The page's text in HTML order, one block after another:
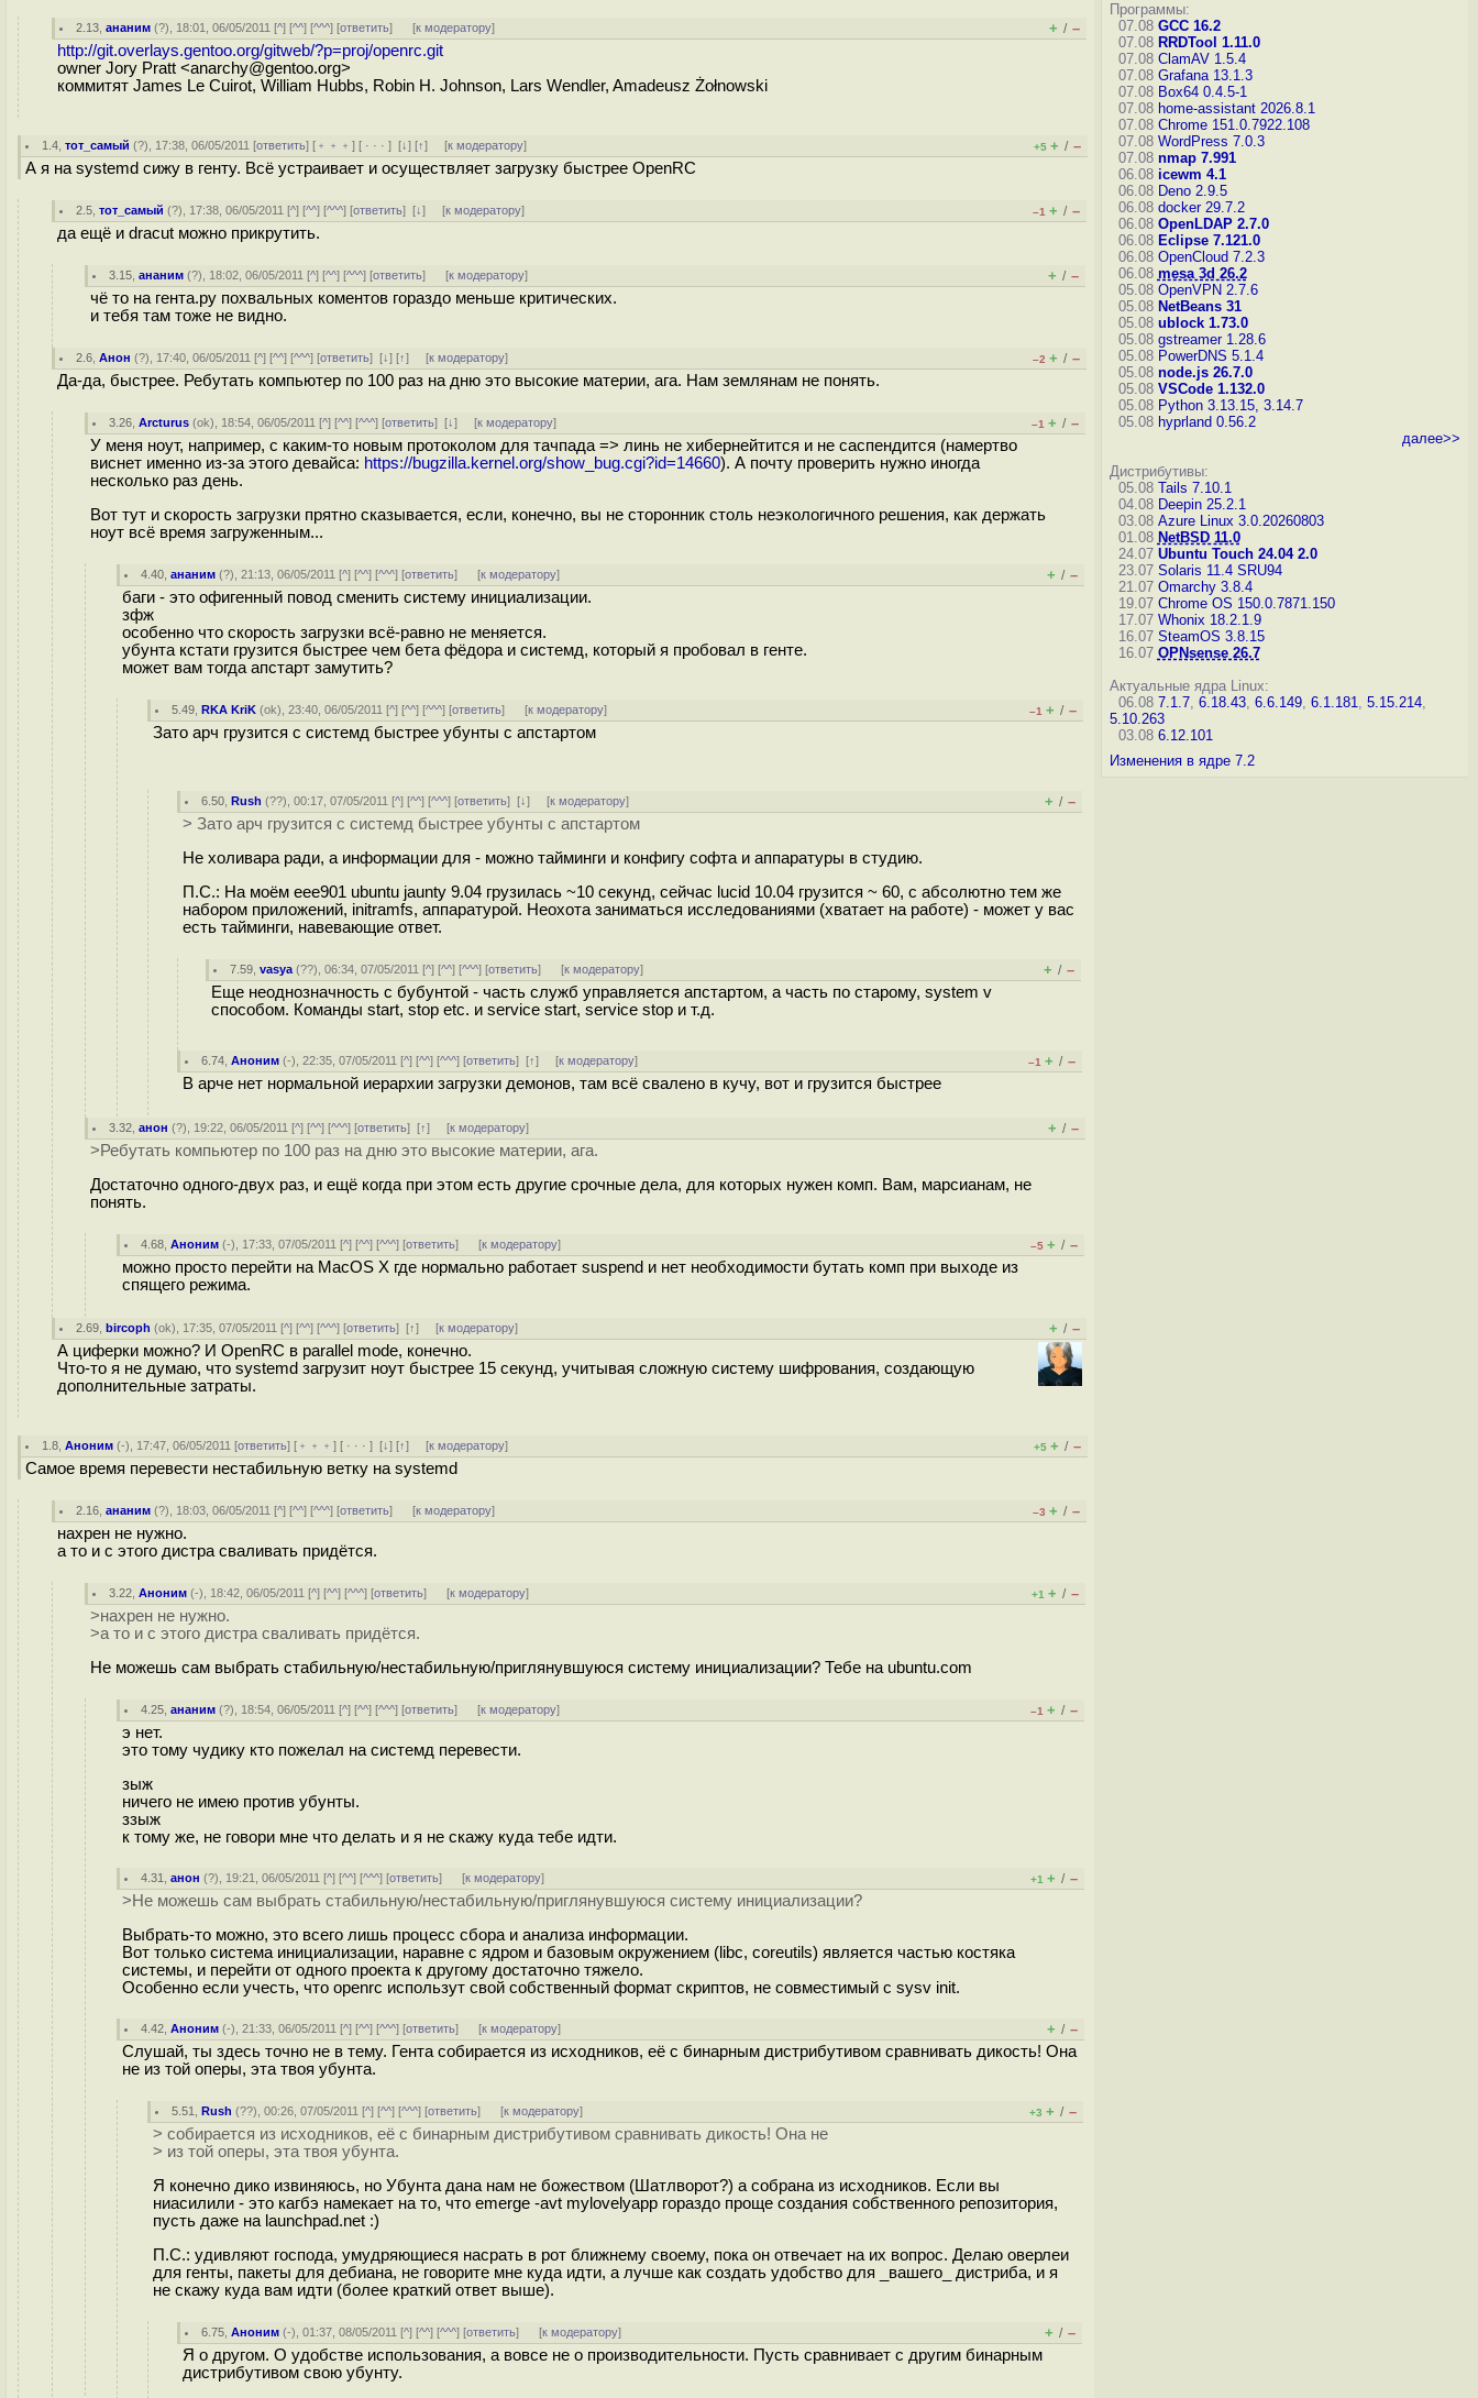
2.13 ,ананим (?), 18:01, 06/05/2011 [^] [^^] [^^^] [ответить] [к модератору] + / –
http://git.overlays.gentoo.org/gitweb/?p=proj/openrc.git
owner Jory Pratt <anarchy@gentoo.org>
коммитят James Le Cuirot, William Hubbs, Robin H. Johnson, Lars Wendler, Amadeusz Żołnowski
1.4 ,тот_самый (?), 17:38, 06/05/2011 [ответить] [ ﹢﹢﹢] [ · · ·][↓] [↑] [к модератору] +5 + / –
А я на systemd сижу в генту. Всё устраивает и осуществляет загрузку быстрее OpenRC
2.5 ,тот_самый (?), 17:38, 06/05/2011 [^] [^^] [^^^] [ответить][↓] [к модератору] –1 + / –
да ещё и dracut можно прикрутить.
3.15 ,ананим (?), 18:02, 06/05/2011 [^] [^^] [^^^] [ответить] [к модератору] + / –
чё то на гента.ру похвальных коментов гораздо меньше критических.
и тебя там тоже не видно.
2.6 ,Анон (?), 17:40, 06/05/2011 [^] [^^] [^^^] [ответить][↓] [↑] [к модератору] –2 + / –
Да-да, быстрее. Ребутать компьютер по 100 раз на дню это высокие материи, ага. Нам землянам не понять.
3.26 ,Arcturus (ok), 18:54, 06/05/2011 [^] [^^] [^^^] [ответить][↓] [к модератору] –1 + / –
У меня ноут, например, с каким-то новым протоколом для тачпада => линь не хибернейтится и не саспендится (намертво
виснет именно из-за этого девайса: https://bugzilla.kernel.org/show_bug.cgi?id=14660). А почту проверить нужно иногда
несколько раз день.
Вот тут и скорость загрузки прятно сказывается, если, конечно, вы не сторонник столь неэкологичного решения, как держать
ноут всё время загруженным...
4.40 ,ананим (?), 21:13, 06/05/2011 [^] [^^] [^^^] [ответить] [к модератору] + / –
баги - это офигенный повод сменить систему инициализации.
зфж
особенно что скорость загрузки всё-равно не меняется.
убунта кстати грузится быстрее чем бета фёдора и системд, который я пробовал в генте.
может вам тогда апстарт замутить?
5.49 ,RKA KriK (ok), 23:40, 06/05/2011 [^] [^^] [^^^] [ответить] [к модератору] –1 + / –
Зато арч грузится с системд быстрее убунты с апстартом
6.50 ,Rush (??), 00:17, 07/05/2011 [^] [^^] [^^^] [ответить][↓] [к модератору] + / –
> Зато арч грузится с системд быстрее убунты с апстартом
Не холивара ради, а информации для - можно тайминги и конфигу софта и аппаратуры в студию.
П.С.: На моём eee901 ubuntu jaunty 9.04 грузилась ~10 секунд, сейчас lucid 10.04 грузится ~ 60, с абсолютно тем же
набором приложений, initramfs, аппаратурой. Неохота заниматься исследованиями (хватает на работе) - может у вас
есть тайминги, навевающие ответ.
7.59 ,vasya (??), 06:34, 07/05/2011 [^] [^^] [^^^] [ответить] [к модератору] + / –
Еще неоднозначность с бубунтой - часть служб управляется апстартом, а часть по старому, system v
способом. Команды start, stop etc. и service start, service stop и т.д.
6.74 ,Аноним (-), 22:35, 07/05/2011 [^] [^^] [^^^] [ответить][↑] [к модератору] –1 + / –
В арче нет нормальной иерархии загрузки демонов, там всё свалено в кучу, вот и грузится быстрее
3.32 ,анон (?), 19:22, 06/05/2011 [^] [^^] [^^^] [ответить][↑] [к модератору] + / –
>Ребутать компьютер по 100 раз на дню это высокие материи, ага.
Достаточно одного-двух раз, и ещё когда при этом есть другие срочные дела, для которых нужен комп. Вам, марсианам, не
понять.
4.68 ,Аноним (-), 17:33, 07/05/2011 [^] [^^] [^^^] [ответить] [к модератору] –5 + / –
можно просто перейти на MacOS X где нормально работает suspend и нет необходимости бутать комп при выходе из
спящего режима.
2.69 ,bircoph (ok), 17:35, 07/05/2011 [^] [^^] [^^^] [ответить][↑] [к модератору] + / –
А циферки можно? И OpenRC в parallel mode, конечно.
Что-то я не думаю, что systemd загрузит ноут быстрее 15 секунд, учитывая сложную систему шифрования, создающую
дополнительные затраты.
1.8 ,Аноним (-), 17:47, 06/05/2011 [ответить] [ ﹢﹢﹢] [ · · ·][↓] [↑] [к модератору] +5 + / –
Самое время перевести нестабильную ветку на systemd
2.16 ,ананим (?), 18:03, 06/05/2011 [^] [^^] [^^^] [ответить] [к модератору] –3 + / –
нахрен не нужно.
а то и с этого дистра сваливать придётся.
3.22 ,Аноним (-), 18:42, 06/05/2011 [^] [^^] [^^^] [ответить] [к модератору] +1 + / –
>нахрен не нужно.
>а то и с этого дистра сваливать придётся.
Не можешь сам выбрать стабильную/нестабильную/приглянувшуюся систему инициализации? Тебе на ubuntu.com
4.25 ,ананим (?), 18:54, 06/05/2011 [^] [^^] [^^^] [ответить] [к модератору] –1 + / –
э нет.
это тому чудику кто пожелал на системд перевести.
зыж
ничего не имею против убунты.
ззыж
к тому же, не говори мне что делать и я не скажу куда тебе идти.
4.31 ,анон (?), 19:21, 06/05/2011 [^] [^^] [^^^] [ответить] [к модератору] +1 + / –
>Не можешь сам выбрать стабильную/нестабильную/приглянувшуюся систему инициализации?
Выбрать-то можно, это всего лишь процесс сбора и анализа информации.
Вот только система инициализации, наравне с ядром и базовым окружением (libc, coreutils) является частью костяка
системы, и перейти от одного проекта к другому достаточно тяжело.
Особенно если учесть, что openrc использут свой собственный формат скриптов, не совместимый с sysv init.
4.42 ,Аноним (-), 21:33, 06/05/2011 [^] [^^] [^^^] [ответить] [к модератору] + / –
Слушай, ты здесь точно не в тему. Гента собирается из исходников, её с бинарным дистрибутивом сравнивать дикость! Она
не из той оперы, эта твоя убунта.
5.51 ,Rush (??), 00:26, 07/05/2011 [^] [^^] [^^^] [ответить] [к модератору] +3 + / –
> собирается из исходников, её с бинарным дистрибутивом сравнивать дикость! Она не
> из той оперы, эта твоя убунта.
Я конечно дико извиняюсь, но Убунта дана нам не божеством (Шатлворот?) а собрана из исходников. Если вы
ниасилили - это кагбэ намекает на то, что emerge -avt mylovelyapp гораздо проще создания собственного репозитория,
пусть даже на launchpad.net :)
П.С.: удивляют господа, умудряющиеся насрать в рот ближнему своему, пока он отвечает на их вопрос. Делаю оверлеи
для генты, пакеты для дебиана, не говорите мне куда идти, а лучше как создать удобство для _вашего_ дистриба, и я
не скажу куда вам идти (более краткий ответ выше).
6.75 ,Аноним (-), 01:37, 08/05/2011 [^] [^^] [^^^] [ответить] [к модератору] + / –
Я о другом. О удобстве использования, а вовсе не о производительности. Пусть сравнивает с другим бинарным
дистрибутивом свою убунту.
Программы:
07.08 GCC 16.2
07.08 RRDTool 1.11.0
07.08 ClamAV 1.5.4
07.08 Grafana 13.1.3
07.08 Box64 0.4.5-1
07.08 home-assistant 2026.8.1
07.08 Chrome 151.0.7922.108
07.08 WordPress 7.0.3
07.08 nmap 7.991
06.08 icewm 4.1
06.08 Deno 2.9.5
06.08 docker 29.7.2
06.08 OpenLDAP 2.7.0
06.08 Eclipse 7.121.0
06.08 OpenCloud 7.2.3
06.08 mesa 3d 26.2
05.08 OpenVPN 2.7.6
05.08 NetBeans 31
05.08 ublock 1.73.0
05.08 gstreamer 1.28.6
05.08 PowerDNS 5.1.4
05.08 node.js 26.7.0
05.08 VSCode 1.132.0
05.08 Python 3.13.15, 3.14.7
05.08 hyprland 0.56.2
далее>>
Дистрибутивы:
05.08 Tails 7.10.1
04.08 Deepin 25.2.1
03.08 Azure Linux 3.0.20260803
01.08 NetBSD 11.0
24.07 Ubuntu Touch 24.04 2.0
23.07 Solaris 11.4 SRU94
21.07 Omarchy 3.8.4
19.07 Chrome OS 150.0.7871.150
17.07 Whonix 18.2.1.9
16.07 SteamOS 3.8.15
16.07 OPNsense 26.7
Актуальные ядра Linux:
06.08 7.1.7, 6.18.43, 6.6.149, 6.1.181, 5.15.214,
5.10.263
03.08 6.12.101
Изменения в ядре 7.2